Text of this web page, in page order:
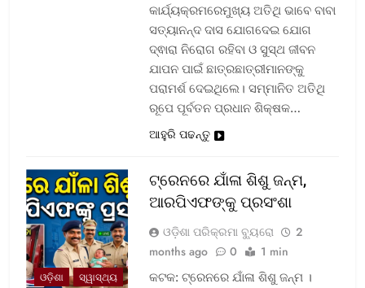
କାର୍ଯ୍ୟକ୍ରମରେମୁଖ୍ୟ ଅତିଥି ଭାବେ ବାବା
ସତ୍ୟାନନ୍ଦ ଦାସ ଯୋଗଦେଇ ଯୋଗ
ଦ୍ଵାରା ନିରୋଗ ରହିବା ଓ ସୁସ୍ଥ ଜୀବନ
ଯାପନ ପାଇଁ ଛାତ୍ରଛାତ୍ରୀମାନଙ୍କୁ
ପରାମର୍ଶ ଦେଇଥିଲେ। ସମ୍ମାନିତ ଅତିଥି
ରୂପେ ପୂର୍ବତନ ପ୍ରଧାନ ଶିକ୍ଷକ…
ଆହୁରି ପଢନ୍ତୁ
ଓଡ଼ିଶା ସ୍ୱାସ୍ଥ୍ୟ
ଟ୍ରେନରେ ଯାଁଳା ଶିଶୁ ଜନ୍ମ,
ଆରପିଏଫଙ୍କୁ ପ୍ରସଂଶା
ଓଡ଼ିଶା ପରିକ୍ରମା ବ୍ୟୁରୋ
2
months ago
0 1 min
କଟକ: ଟ୍ରେନରେ ଯାଁଳା ଶିଶୁ ଜନ୍ମ ।